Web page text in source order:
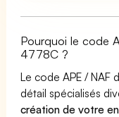
Pourquoi le code
4778C ?
Le code APE / NAF
détail spécialisés
création de votre